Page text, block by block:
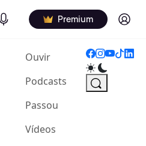
Podcasts Premium Log in
Ouvir(current)
Podcasts
Passou
Vídeos